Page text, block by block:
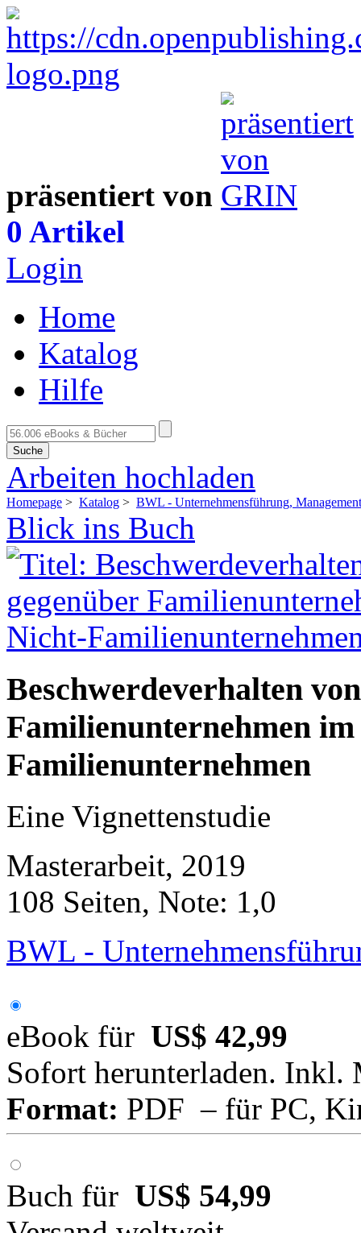
präsentiert von
0 Artikel
Login
Home
Katalog
Hilfe
Suche
Arbeiten hochladen
Homepage > Katalog > BWL - Unternehmensführung,
Blick ins Buch
Beschwerdeverhalten
Familienunternehmen
Familienunternehmen
Eine Vignettenstudie
Masterarbeit, 2019
108 Seiten, Note: 1,0
BWL -
eBook für US$ 42,99
Sofort herunterladen. Inkl.
Format: PDF – für PC,
Buch für US$ 54,99